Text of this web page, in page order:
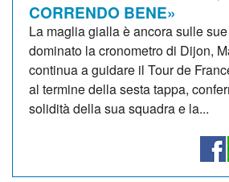
CORRENDO BENE»
La maglia gialla è ancora sulle
dominato la cronometro di Dijon,
continua a guidare il Tour de
al termine della sesta tappa,
solidità della sua squadra e la...